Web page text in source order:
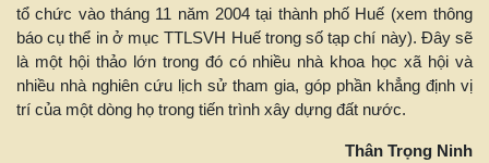
tổ chức vào tháng 11 năm 2004 tại thành phố Huế (xem thông
báo cụ thể in ở mục TTLSVH Huế trong số tạp chí này). Đây sẽ
là một hội thảo lớn trong đó có nhiều nhà khoa học xã hội và
nhiều nhà nghiên cứu lịch sử tham gia, góp phần khẳng định vị
trí của một dòng họ trong tiến trình xây dựng đất nước.
Thân Trọng Ninh